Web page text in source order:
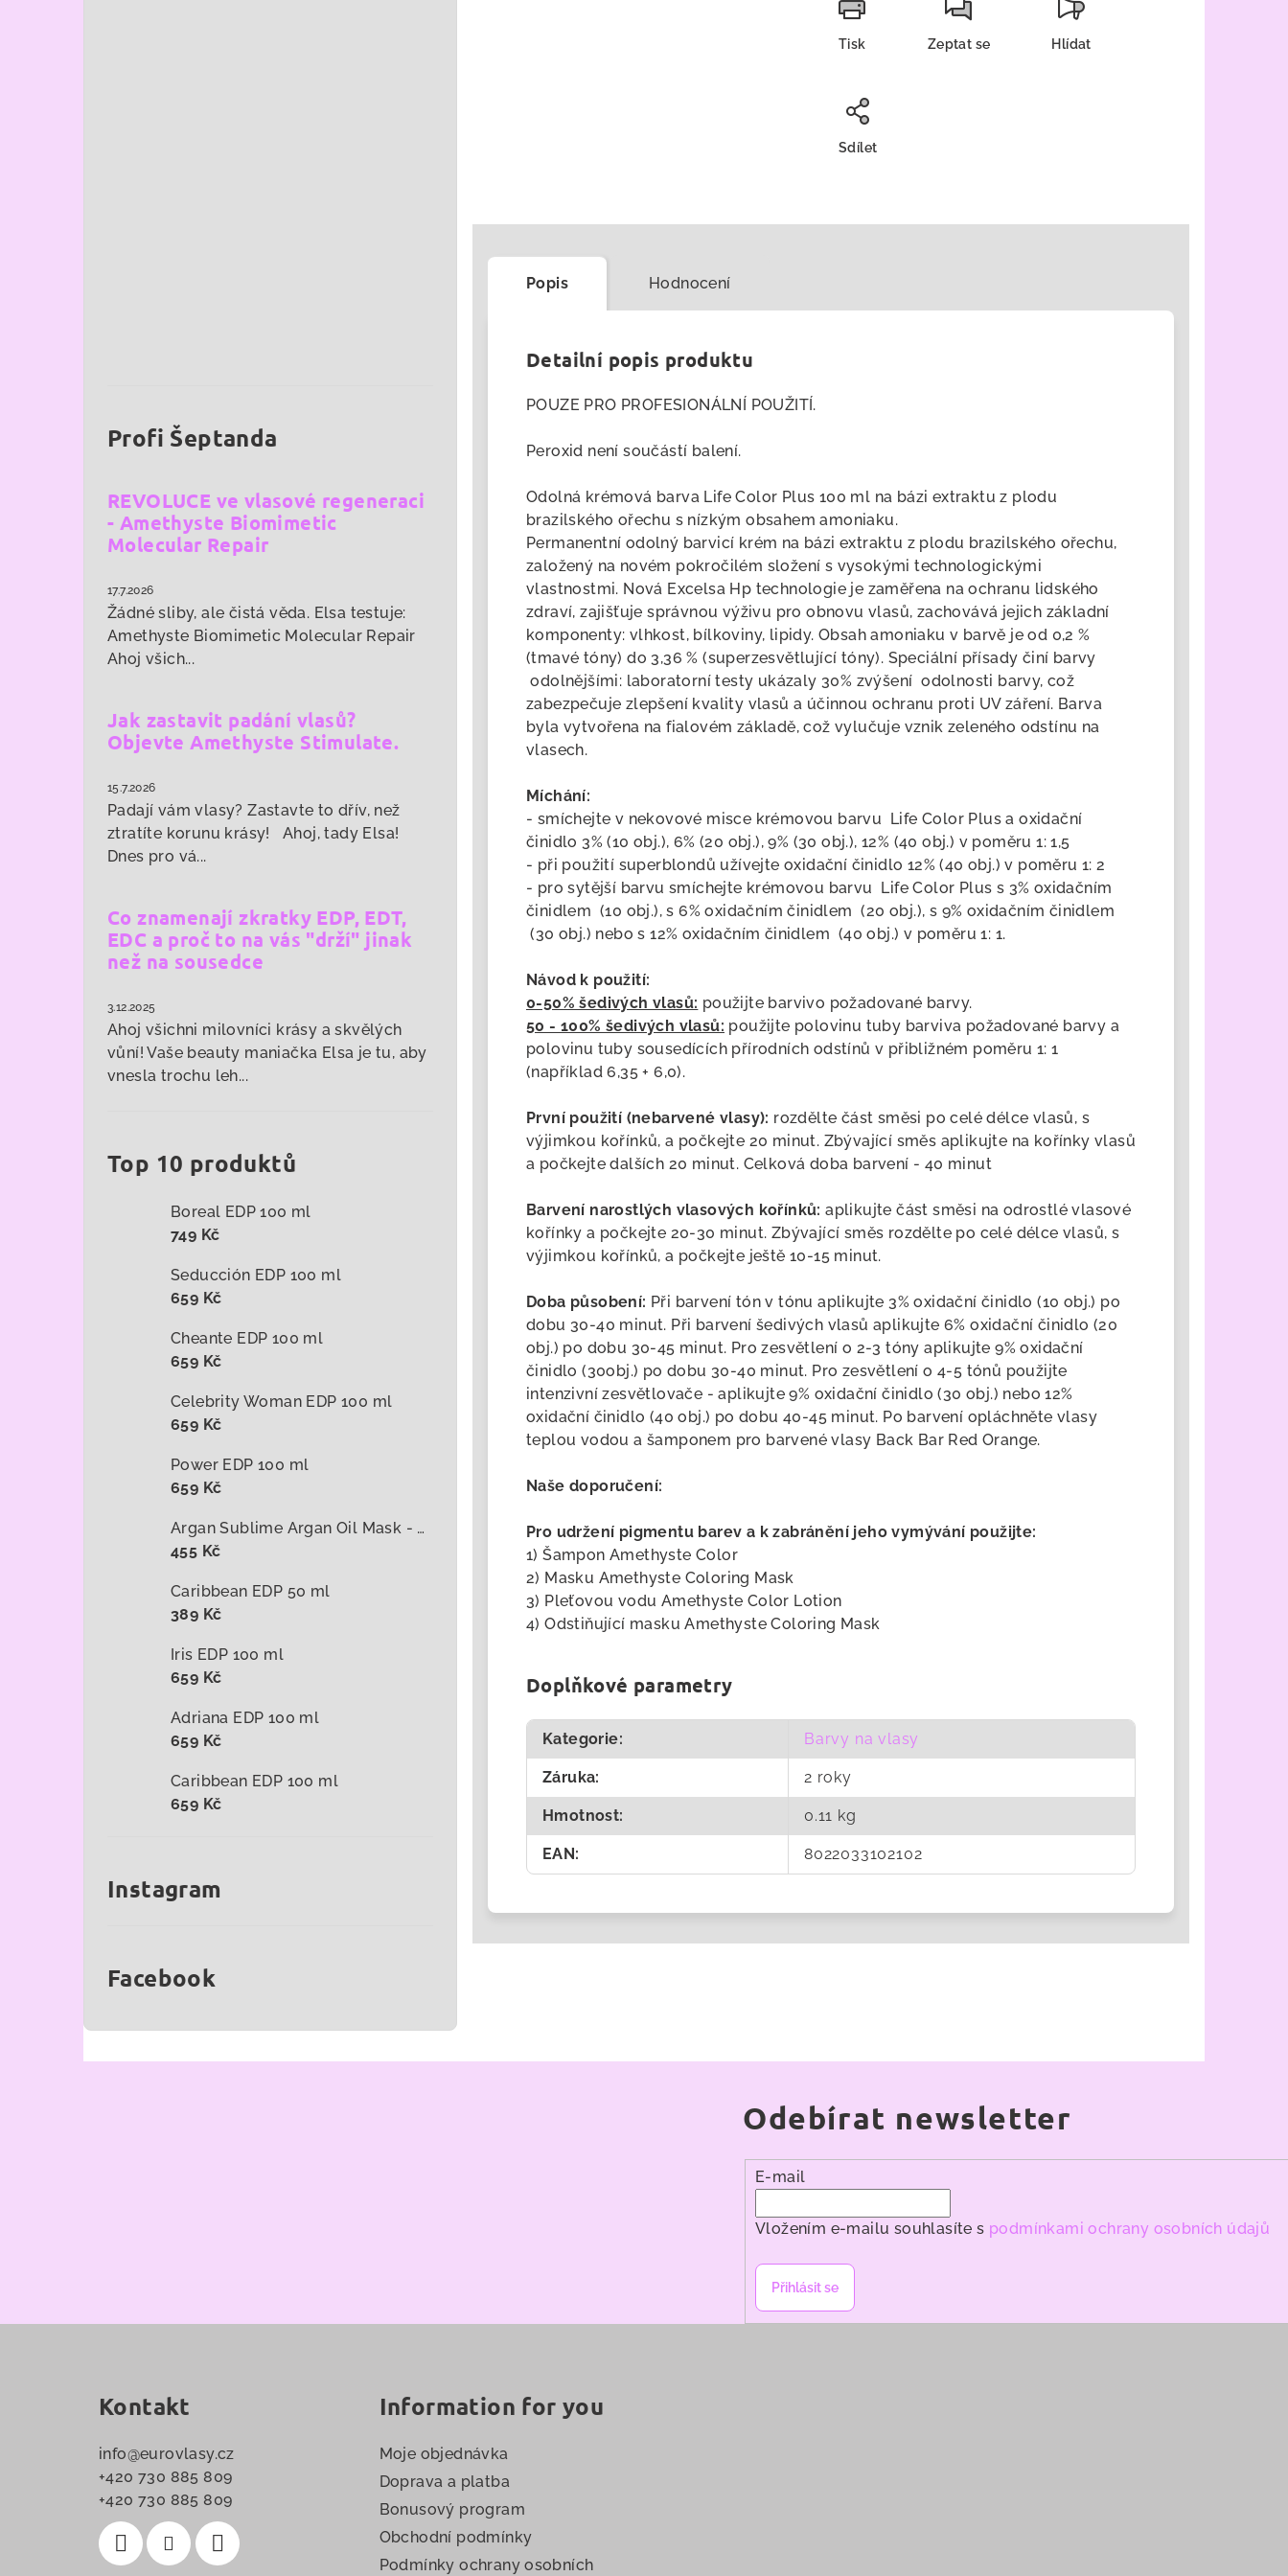
Profi Šeptanda
REVOLUCE ve vlasové regeneraci
- Amethyste Biomimetic
Molecular Repair
17.7.2026
Žádné sliby, ale čistá věda. Elsa testuje:
Amethyste Biomimetic Molecular Repair
Ahoj všich...
Jak zastavit padání vlasů?
Objevte Amethyste Stimulate.
15.7.2026
Padají vám vlasy? Zastavte to dřív, než
ztratíte korunu krásy! Ahoj, tady Elsa!
Dnes pro vá...
Co znamenají zkratky EDP, EDT,
EDC a proč to na vás "drží" jinak
než na sousedce
3.12.2025
Ahoj všichni milovníci krásy a skvělých
vůní! Vaše beauty maniačka Elsa je tu, aby
vnesla trochu leh...
Top 10 produktů
Boreal EDP 100 ml
749 Kč
Seducción EDP 100 ml
659 Kč
Cheante EDP 100 ml
659 Kč
Celebrity Woman EDP 100 ml
659 Kč
Power EDP 100 ml
659 Kč
Argan Sublime Argan Oil Mask - arganová maska na vlasy 1000 ml
455 Kč
Caribbean EDP 50 ml
389 Kč
Iris EDP 100 ml
659 Kč
Adriana EDP 100 ml
659 Kč
Caribbean EDP 100 ml
659 Kč
Instagram
Facebook
Tisk Zeptat se Hlídat
Sdílet
Popis Hodnocení
Detailní popis produktu
POUZE PRO PROFESIONÁLNÍ POUŽITÍ.
Peroxid není součástí balení.
Odolná krémová barva Life Color Plus 100 ml na bázi extraktu z plodu
brazilského ořechu s nízkým obsahem amoniaku.
Permanentní odolný barvicí krém na bázi extraktu z plodu brazilského ořechu,
založený na novém pokročilém složení s vysokými technologickými
vlastnostmi. Nová Excelsa Hp technologie je zaměřena na ochranu lidského
zdraví, zajišťuje správnou výživu pro obnovu vlasů, zachovává jejich základní
komponenty: vlhkost, bílkoviny, lipidy. Obsah amoniaku v barvě je od 0,2 %
(tmavé tóny) do 3,36 % (superzesvětlující tóny). Speciální přísady činí barvy
odolnějšími: laboratorní testy ukázaly 30% zvýšení odolnosti barvy, což
zabezpečuje zlepšení kvality vlasů a účinnou ochranu proti UV záření. Barva
byla vytvořena na fialovém základě, což vylučuje vznik zeleného odstínu na
vlasech.
Míchání:
- smíchejte v nekovové misce krémovou barvu Life Color Plus a oxidační
činidlo 3% (10 obj.), 6% (20 obj.), 9% (30 obj.), 12% (40 obj.) v poměru 1: 1,5
- při použití superblondů užívejte oxidační činidlo 12% (40 obj.) v poměru 1: 2
- pro sytější barvu smíchejte krémovou barvu Life Color Plus s 3% oxidačním
činidlem (10 obj.), s 6% oxidačním činidlem (20 obj.), s 9% oxidačním činidlem
(30 obj.) nebo s 12% oxidačním činidlem (40 obj.) v poměru 1: 1.
Návod k použití:
0-50% šedivých vlasů: použijte barvivo požadované barvy.
50 - 100% šedivých vlasů: použijte polovinu tuby barviva požadované barvy a
polovinu tuby sousedících přírodních odstínů v přibližném poměru 1: 1
(například 6,35 + 6,0).
První použití (nebarvené vlasy): rozdělte část směsi po celé délce vlasů, s
výjimkou kořínků, a počkejte 20 minut. Zbývající směs aplikujte na kořínky vlasů
a počkejte dalších 20 minut. Celková doba barvení - 40 minut
Barvení narostlých vlasových kořínků: aplikujte část směsi na odrostlé vlasové
kořínky a počkejte 20-30 minut. Zbývající směs rozdělte po celé délce vlasů, s
výjimkou kořínků, a počkejte ještě 10-15 minut.
Doba působení: Při barvení tón v tónu aplikujte 3% oxidační činidlo (10 obj.) po
dobu 30-40 minut. Při barvení šedivých vlasů aplikujte 6% oxidační činidlo (20
obj.) po dobu 30-45 minut. Pro zesvětlení o 2-3 tóny aplikujte 9% oxidační
činidlo (30obj.) po dobu 30-40 minut. Pro zesvětlení o 4-5 tónů použijte
intenzivní zesvětlovače - aplikujte 9% oxidační činidlo (30 obj.) nebo 12%
oxidační činidlo (40 obj.) po dobu 40-45 minut. Po barvení opláchněte vlasy
teplou vodou a šamponem pro barvené vlasy Back Bar Red Orange.
Naše doporučení:
Pro udržení pigmentu barev a k zabránění jeho vymývání použijte:
1) Šampon Amethyste Color
2) Masku Amethyste Coloring Mask
3) Pleťovou vodu Amethyste Color Lotion
4) Odstiňující masku Amethyste Coloring Mask
Doplňkové parametry
Kategorie: Barvy na vlasy
Záruka: 2 roky
Hmotnost: 0.11 kg
EAN: 8022033102102
Odebírat newsletter
E-mail
Vložením e-mailu souhlasíte s podmínkami ochrany osobních údajů
Přihlásit se
Kontakt
info@eurovlasy.cz
+420 730 885 809
+420 730 885 809
Information for you
Moje objednávka
Doprava a platba
Bonusový program
Obchodní podmínky
Podmínky ochrany osobních